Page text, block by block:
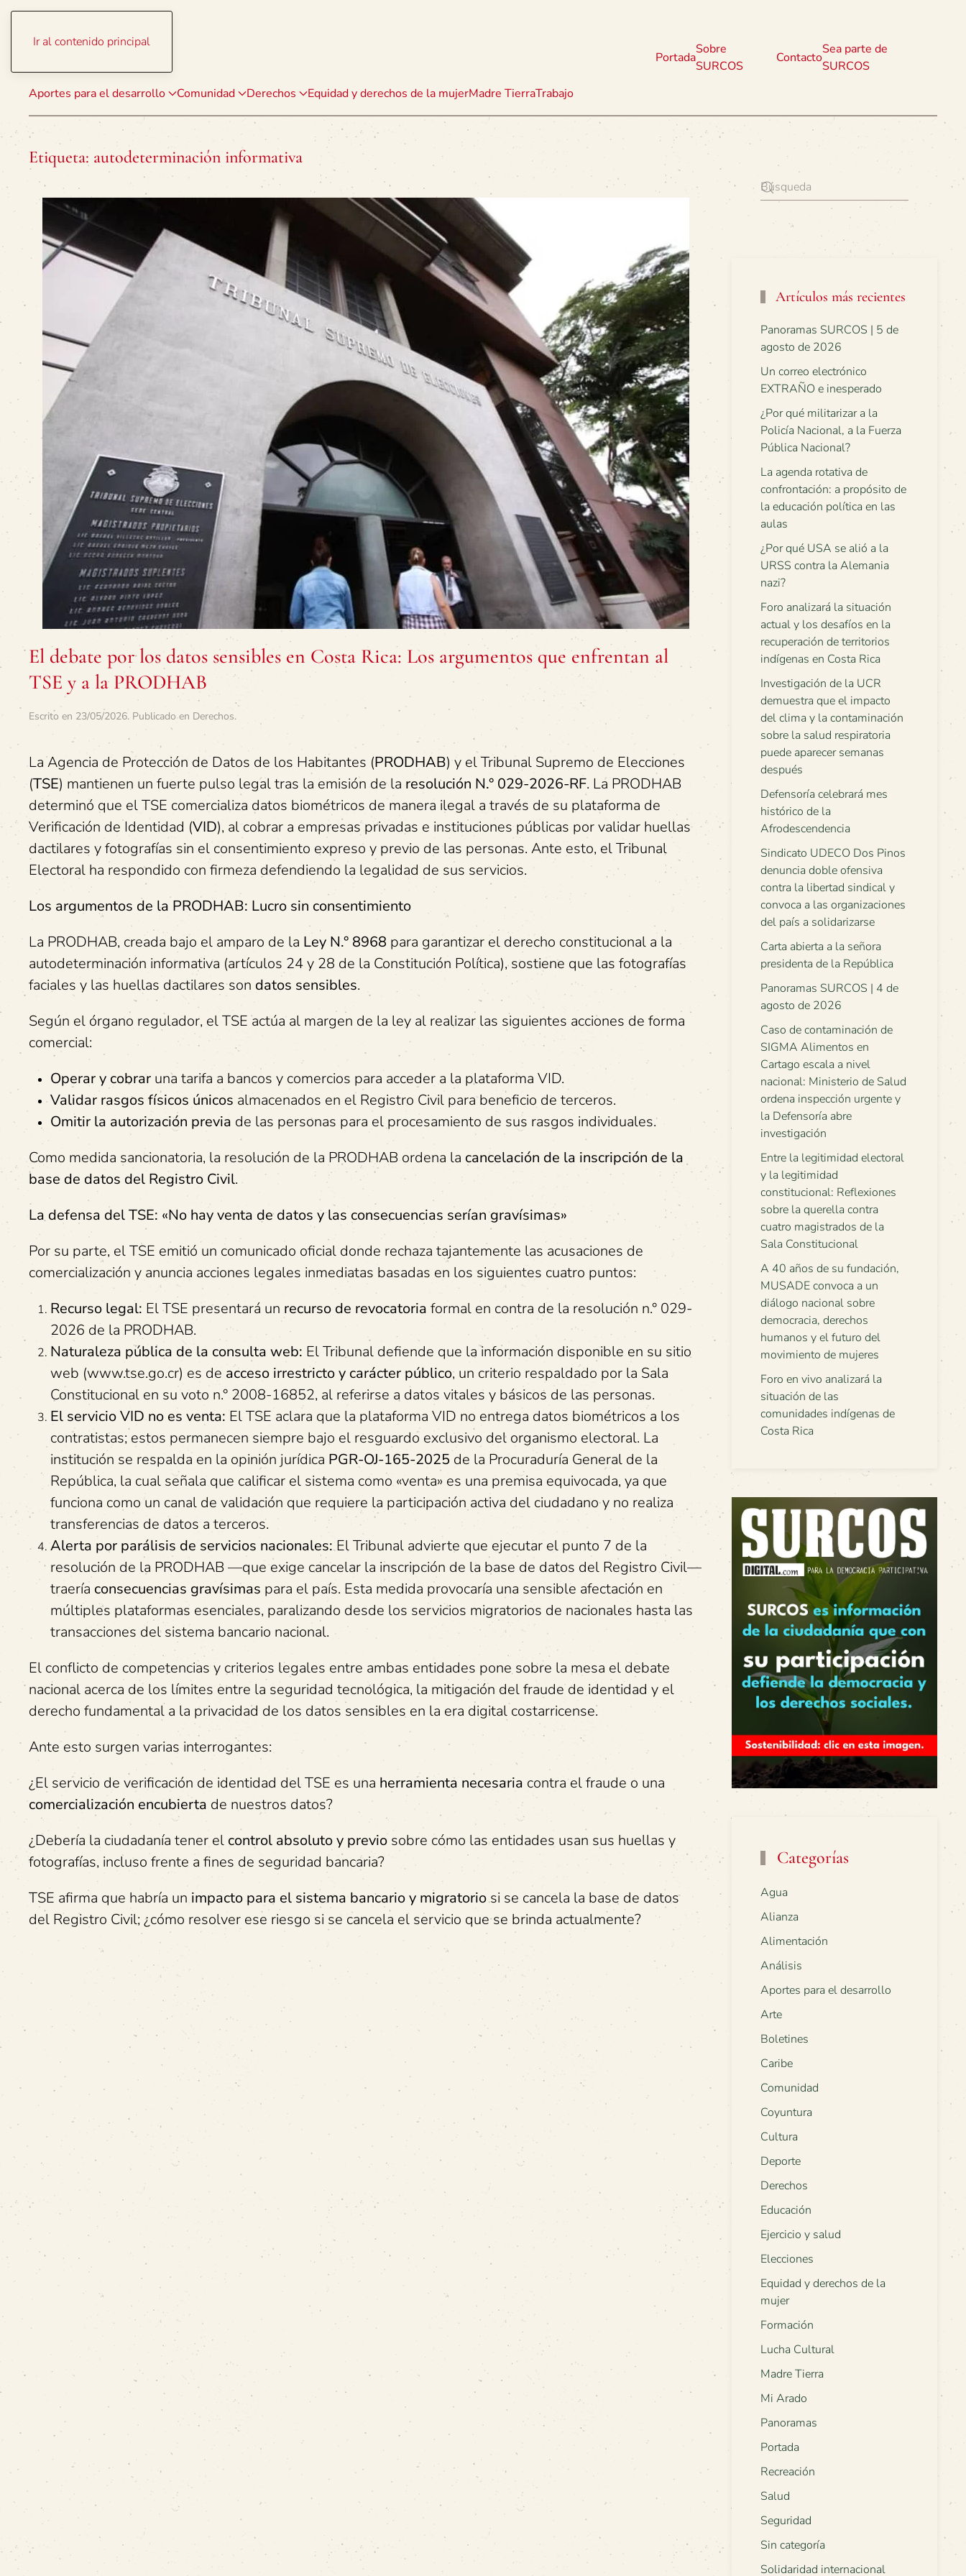
Ir al contenido principal
Aportes para el desarrollo Comunidad Derechos Equidad y derechos de la mujerMadre TierraTrabajo
Portada
Sobre
SURCOS
Contacto
Sea parte de
SURCOS
Etiqueta: autodeterminación informativa
El debate por los datos sensibles en Costa Rica: Los argumentos que enfrentan al
TSE y a la PRODHAB
Escrito en 23/05/2026. Publicado en Derechos.
La Agencia de Protección de Datos de los Habitantes (PRODHAB) y el Tribunal Supremo de Elecciones
(TSE) mantienen un fuerte pulso legal tras la emisión de la resolución N.° 029-2026-RF. La PRODHAB
determinó que el TSE comercializa datos biométricos de manera ilegal a través de su plataforma de
Verificación de Identidad (VID), al cobrar a empresas privadas e instituciones públicas por validar huellas
dactilares y fotografías sin el consentimiento expreso y previo de las personas. Ante esto, el Tribunal
Electoral ha respondido con firmeza defendiendo la legalidad de sus servicios.
Los argumentos de la PRODHAB: Lucro sin consentimiento
La PRODHAB, creada bajo el amparo de la Ley N.° 8968 para garantizar el derecho constitucional a la
autodeterminación informativa (artículos 24 y 28 de la Constitución Política), sostiene que las fotografías
faciales y las huellas dactilares son datos sensibles.
Según el órgano regulador, el TSE actúa al margen de la ley al realizar las siguientes acciones de forma
comercial:
Operar y cobrar una tarifa a bancos y comercios para acceder a la plataforma VID.
Validar rasgos físicos únicos almacenados en el Registro Civil para beneficio de terceros.
Omitir la autorización previa de las personas para el procesamiento de sus rasgos individuales.
Como medida sancionatoria, la resolución de la PRODHAB ordena la cancelación de la inscripción de la
base de datos del Registro Civil.
La defensa del TSE: «No hay venta de datos y las consecuencias serían gravísimas»
Por su parte, el TSE emitió un comunicado oficial donde rechaza tajantemente las acusaciones de
comercialización y anuncia acciones legales inmediatas basadas en los siguientes cuatro puntos:
Recurso legal: El TSE presentará un recurso de revocatoria formal en contra de la resolución n.° 029-
2026 de la PRODHAB.
Naturaleza pública de la consulta web: El Tribunal defiende que la información disponible en su sitio
web (www.tse.go.cr) es de acceso irrestricto y carácter público, un criterio respaldado por la Sala
Constitucional en su voto n.° 2008-16852, al referirse a datos vitales y básicos de las personas.
El servicio VID no es venta: El TSE aclara que la plataforma VID no entrega datos biométricos a los
contratistas; estos permanecen siempre bajo el resguardo exclusivo del organismo electoral. La
institución se respalda en la opinión jurídica PGR-OJ-165-2025 de la Procuraduría General de la
República, la cual señala que calificar el sistema como «venta» es una premisa equivocada, ya que
funciona como un canal de validación que requiere la participación activa del ciudadano y no realiza
transferencias de datos a terceros.
Alerta por parálisis de servicios nacionales:El Tribunal advierte que ejecutar el punto 7 de la
resolución de la PRODHAB —que exige cancelar la inscripción de la base de datos del Registro Civil—
traería consecuencias gravísimas para el país. Esta medida provocaría una sensible afectación en
múltiples plataformas esenciales, paralizando desde los servicios migratorios de nacionales hasta las
transacciones del sistema bancario nacional.
El conflicto de competencias y criterios legales entre ambas entidades pone sobre la mesa el debate
nacional acerca de los límites entre la seguridad tecnológica, la mitigación del fraude de identidad y el
derecho fundamental a la privacidad de los datos sensibles en la era digital costarricense.
Ante esto surgen varias interrogantes:
¿El servicio de verificación de identidad del TSE es una herramienta necesaria contra el fraude o una
comercialización encubierta de nuestros datos?
¿Debería la ciudadanía tener el control absoluto y previosobre cómo las entidades usan sus huellas y
fotografías, incluso frente a fines de seguridad bancaria?
TSE afirma que habría un impacto para el sistema bancario y migratoriosi se cancela la base de datos
del Registro Civil; ¿cómo resolver ese riesgo si se cancela el servicio que se brinda actualmente?
Artículos más recientes
Panoramas SURCOS | 5 de
agosto de 2026
Un correo electrónico
EXTRAÑO e inesperado
¿Por qué militarizar a la
Policía Nacional, a la Fuerza
Pública Nacional?
La agenda rotativa de
confrontación: a propósito de
la educación política en las
aulas
¿Por qué USA se alió a la
URSS contra la Alemania
nazi?
Foro analizará la situación
actual y los desafíos en la
recuperación de territorios
indígenas en Costa Rica
Investigación de la UCR
demuestra que el impacto
del clima y la contaminación
sobre la salud respiratoria
puede aparecer semanas
después
Defensoría celebrará mes
histórico de la
Afrodescendencia
Sindicato UDECO Dos Pinos
denuncia doble ofensiva
contra la libertad sindical y
convoca a las organizaciones
del país a solidarizarse
Carta abierta a la señora
presidenta de la República
Panoramas SURCOS | 4 de
agosto de 2026
Caso de contaminación de
SIGMA Alimentos en
Cartago escala a nivel
nacional: Ministerio de Salud
ordena inspección urgente y
la Defensoría abre
investigación
Entre la legitimidad electoral
y la legitimidad
constitucional: Reflexiones
sobre la querella contra
cuatro magistrados de la
Sala Constitucional
A 40 años de su fundación,
MUSADE convoca a un
diálogo nacional sobre
democracia, derechos
humanos y el futuro del
movimiento de mujeres
Foro en vivo analizará la
situación de las
comunidades indígenas de
Costa Rica
Categorías
Agua
Alianza
Alimentación
Análisis
Aportes para el desarrollo
Arte
Boletines
Caribe
Comunidad
Coyuntura
Cultura
Deporte
Derechos
Educación
Ejercicio y salud
Elecciones
Equidad y derechos de la
mujer
Formación
Lucha Cultural
Madre Tierra
Mi Arado
Panoramas
Portada
Recreación
Salud
Seguridad
Sin categoría
Solidaridad internacional